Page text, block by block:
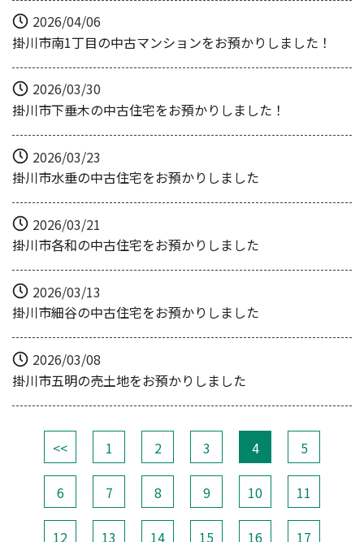
2026/04/06
掛川市南1丁目の中古マンションをお預かりしました！
2026/03/30
掛川市下垂木の中古住宅をお預かりしました！
2026/03/23
掛川市水垂の中古住宅をお預かりしました
2026/03/21
掛川市各和の中古住宅をお預かりしました
2026/03/13
掛川市細谷の中古住宅をお預かりしました
2026/03/08
掛川市五明の売土地をお預かりしました
<< 1 2 3 4 5
6 7 8 9 10 11
12 13 14 15 16 17